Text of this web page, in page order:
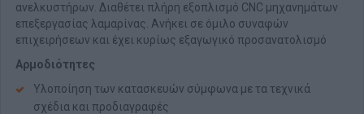
ανελκυστήρων. Διαθέτει πλήρη εξοπλισμό CNC μηχανημάτων
επεξεργασίας λαμαρίνας. Ανήκει σε όμιλο συναφών
επιχειρήσεων και έχει κυρίως εξαγωγικό προσανατολισμό
Αρμοδιότητες
Υλοποίηση των κατασκευών σύμφωνα με τα τεχνικά
σχέδια και προδιαγραφές